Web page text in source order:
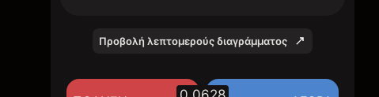
Προβολή λεπτομερούς διαγράμματος